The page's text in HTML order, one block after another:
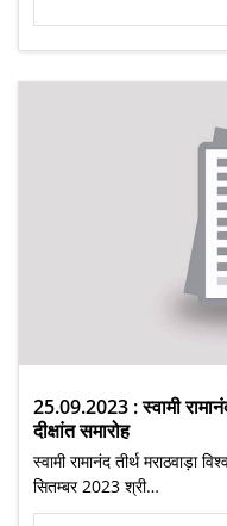
25.09.2023 : स्वामी
दीक्षांत समारोह
स्वामी रामानंद तीर्थ मराठवाड़ा
सितम्बर 2023 श्री…